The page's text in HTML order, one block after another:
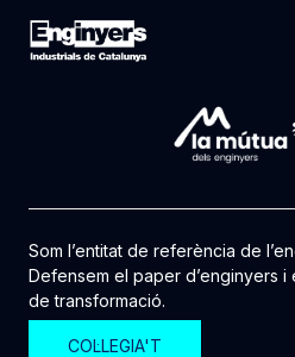
Som l’entitat de referència de
Defensem el paper d’enginyers
de transformació.
COL·LEGIA'T